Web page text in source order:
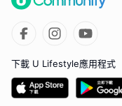
下載 U Lifestyle應用程式